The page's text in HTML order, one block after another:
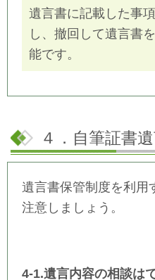
遺言書に記載した事
し、撤回して遺言書
能です。
４．自筆証書
遺言書保管制度を利用
注意しましょう。
4-1.遺言内容の相談は